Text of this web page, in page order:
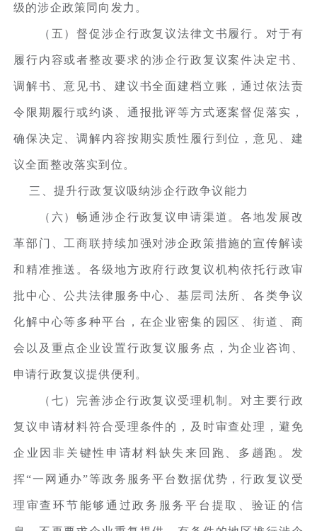
级的涉企政策同向发力。
（五）督促涉企行政复议法律文书履行。对于有
履行内容或者整改要求的涉企行政复议案件决定书、
调解书、意见书、建议书全面建档立账，通过依法责
令限期履行或约谈、通报批评等方式逐案督促落实，
确保决定、调解内容按期实质性履行到位，意见、建
议全面整改落实到位。
三、提升行政复议吸纳涉企行政争议能力
（六）畅通涉企行政复议申请渠道。各地发展改
革部门、工商联持续加强对涉企政策措施的宣传解读
和精准推送。各级地方政府行政复议机构依托行政审
批中心、公共法律服务中心、基层司法所、各类争议
化解中心等多种平台，在企业密集的园区、街道、商
会以及重点企业设置行政复议服务点，为企业咨询、
申请行政复议提供便利。
（七）完善涉企行政复议受理机制。对主要行政
复议申请材料符合受理条件的，及时审查处理，避免
企业因非关键性申请材料缺失来回跑、多趟跑。发
挥“一网通办”等政务服务平台数据优势，行政复议受
理审查环节能够通过政务服务平台提取、验证的信